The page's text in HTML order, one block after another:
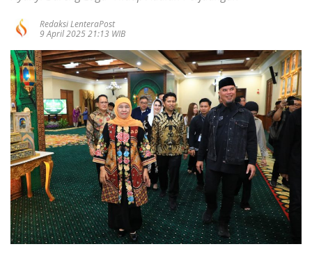
Redaksi LenteraPost
9 April 2025 21:13 WIB